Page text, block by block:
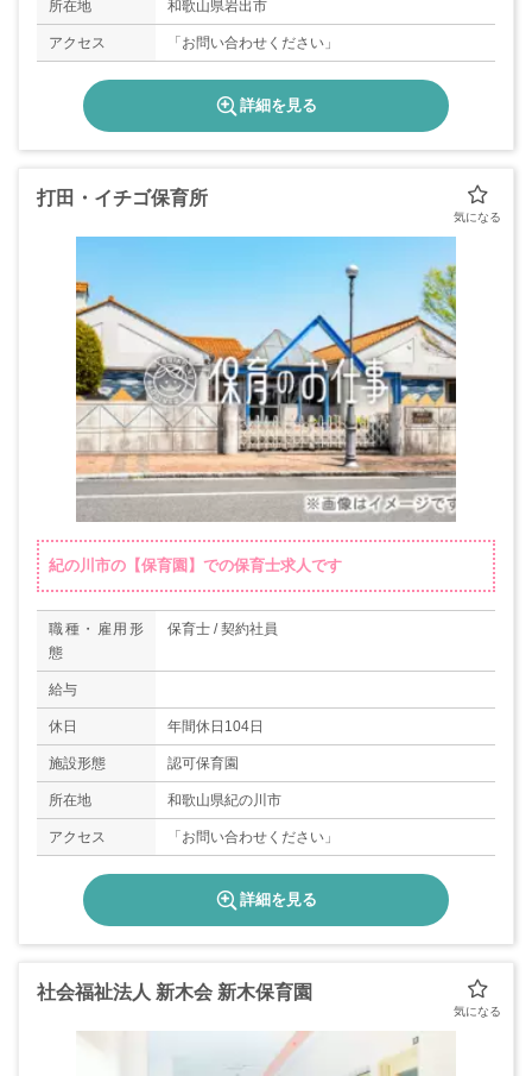
所在地 和歌山県岩出市
アクセス 「お問い合わせください」
詳細を見る
打田・イチゴ保育所
紀の川市の【保育園】での保育士求人です
職種・雇用形
態
保育士 / 契約社員
給与
休日 年間休日104日
施設形態 認可保育園
所在地 和歌山県紀の川市
アクセス 「お問い合わせください」
詳細を見る
社会福祉法人 新木会 新木保育園